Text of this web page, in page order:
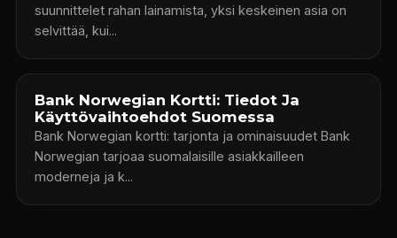
suunnittelet rahan lainamista, yksi keskeinen asia on
selvittää, kui...
Bank Norwegian Kortti: Tiedot Ja
Käyttövaihtoehdot Suomessa
Bank Norwegian kortti: tarjonta ja ominaisuudet Bank
Norwegian tarjoaa suomalaisille asiakkailleen
moderneja ja k...